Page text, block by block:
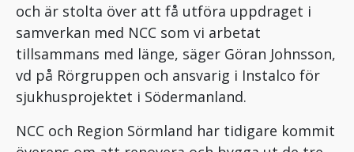
och är stolta över att få utföra uppdraget i
samverkan med NCC som vi arbetat
tillsammans med länge, säger Göran Johnsson,
vd på Rörgruppen och ansvarig i Instalco för
sjukhusprojektet i Södermanland.
NCC och Region Sörmland har tidigare kommit